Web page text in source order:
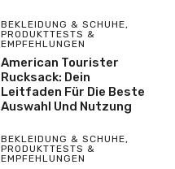
BEKLEIDUNG & SCHUHE,
PRODUKTTESTS &
EMPFEHLUNGEN
American Tourister
Rucksack: Dein
Leitfaden Für Die Beste
Auswahl Und Nutzung
BEKLEIDUNG & SCHUHE,
PRODUKTTESTS &
EMPFEHLUNGEN